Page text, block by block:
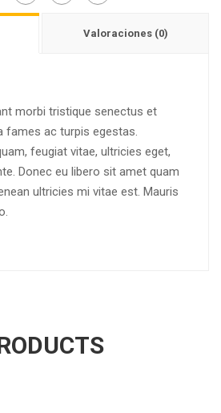
Valoraciones (0)
morbi tristique senectus et
fames ac turpis egestas.
feugiat vitae, ultricies eget,
Donec eu libero sit amet quam
ultricies mi vitae est. Mauris